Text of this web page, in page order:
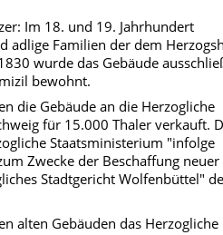
Im 18. und 19. Jahrhundert
adlige Familien der dem
wurde das Gebäude
bewohnt.
die Gebäude an die Herzogliche
für 15.000 Thaler verkauft.
Staatsministerium "infolge
Zwecke der Beschaffung neuer
Stadtgericht Wolfenbüttel"
alten Gebäuden das Herzogliche